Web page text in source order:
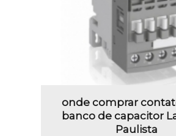
onde comprar
banco de capacitor
Paulista